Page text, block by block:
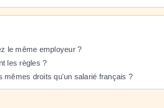
le même employeur ?
les règles ?
mêmes droits qu'un salarié français ?